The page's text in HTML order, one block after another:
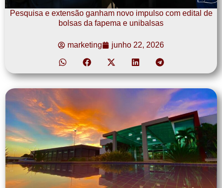
Pesquisa e extensão ganham novo impulso com edital de
bolsas da fapema e unibalsas
marketing junho 22, 2026